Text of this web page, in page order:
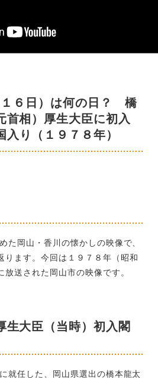
１６日）は何の日？ 橋
首相）厚生大臣に初入
り（１９７８年）
岡山・香川の懐かしの映像で、
ります。今回は１９７８年（昭和
放送された岡山市の映像です。
大臣（当時）初入閣
任した、岡山県選出の橋本龍太